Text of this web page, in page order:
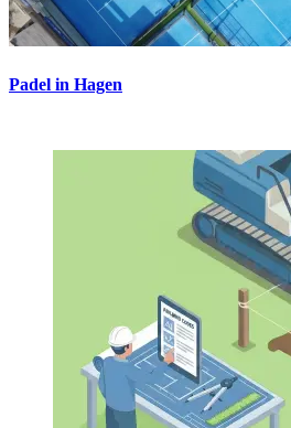
Padel in Hagen